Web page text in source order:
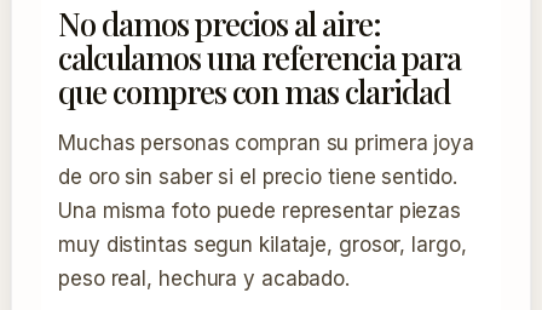
No damos precios al aire:
calculamos una referencia para
que compres con mas claridad
Muchas personas compran su primera joya
de oro sin saber si el precio tiene sentido.
Una misma foto puede representar piezas
muy distintas segun kilataje, grosor, largo,
peso real, hechura y acabado.